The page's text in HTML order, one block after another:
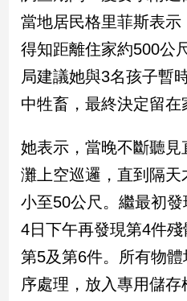
專
區
南
台
觀
點
南
台
灣
觀
點
當地居民格里菲斯表示
得知距離住家約500公
局建議她與3名孩子暫
中牲畜，最終決定留在
她表示，當晚不斷聽
灘上空巡邏，直到隔
小至50公尺。繼最初
4日下午再發現第4件
第5及第6件。所有物
序處理，放入專用儲